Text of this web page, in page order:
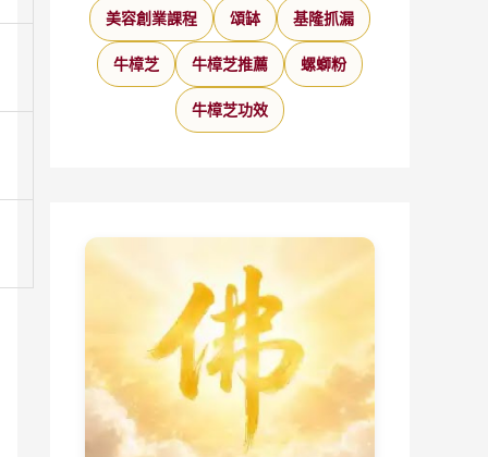
美容創業課程 頌缽 基隆抓漏
牛樟芝 牛樟芝推薦 螺螄粉
牛樟芝功效